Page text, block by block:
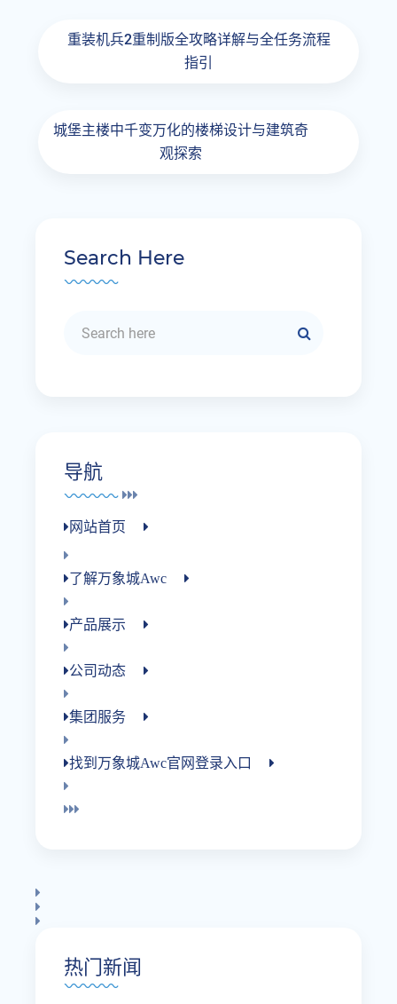
重装机兵2重制版全攻略详解与全任务流程
指引
城堡主楼中千变万化的楼梯设计与建筑奇
观探索
Search Here
导航
网站首页
了解万象城awc
产品展示
公司动态
集团服务
找到万象城awc官网登录入口
热门新闻